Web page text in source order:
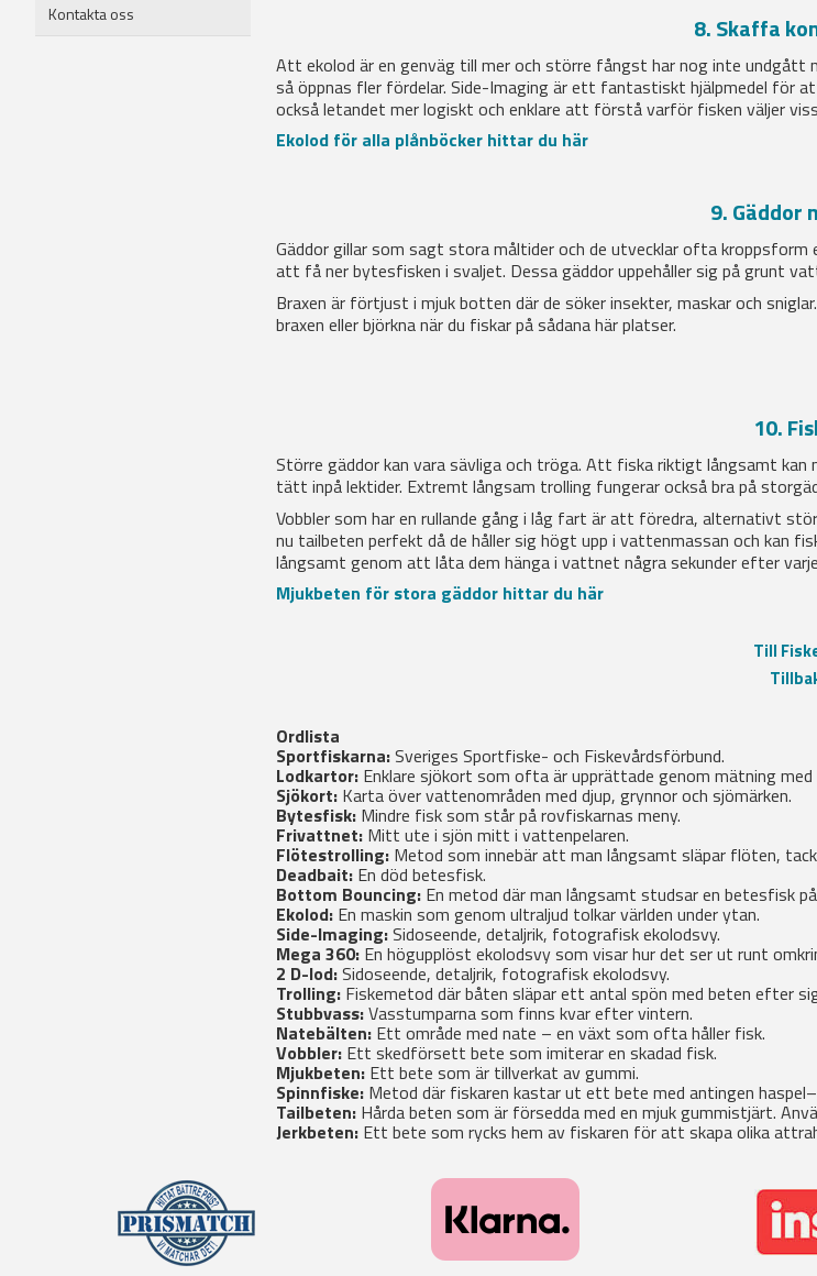
Kontakta oss
8. Skaffa
Att ekolod är en genväg till mer och större fångst har nog inte undgått
så öppnas fler fördelar. Side-Imaging är ett fantastiskt hjälpmedel för
också letandet mer logiskt och enklare att förstå varför fisken väljer
Ekolod för alla plånböcker hittar du här
9. Gäddor
Gäddor gillar som sagt stora måltider och de utvecklar ofta
att få ner bytesfisken i svaljet. Dessa gäddor uppehåller sig på grunt
Braxen är förtjust i mjuk botten där de söker insekter, maskar och
braxen eller björkna när du fiskar på sådana här platser.
10.
Större gäddor kan vara sävliga och tröga. Att fiska riktigt långsamt
tätt inpå lektider. Extremt långsam trolling fungerar också bra på
Vobbler som har en rullande gång i låg fart är att föredra, alternativt
nu tailbeten perfekt då de håller sig högt upp i vattenmassan och kan
långsamt genom att låta dem hänga i vattnet några sekunder efter
Mjukbeten för stora gäddor hittar du här
Till
Ordlista
Sportfiskarna:Sveriges Sportfiske- och Fiskevårdsförbund.
Lodkartor: Enklare sjökort som ofta är upprättade genom mätning med
Sjökort: Karta över vattenområden med djup, grynnor och sjömärken.
Bytesfisk: Mindre fisk som står på rovfiskarnas meny.
Frivattnet: Mitt ute i sjön mitt i vattenpelaren.
Flötestrolling: Metod som innebär att man långsamt släpar flöten,
Deadbait: En död betesfisk.
Bottom Bouncing: En metod där man långsamt studsar en betesfisk
Ekolod: En maskin som genom ultraljud tolkar världen under ytan.
Side-Imaging:Sidoseende, detaljrik, fotografisk ekolodsvy.
Mega 360: En högupplöst ekolodsvy som visar hur det ser ut runt
2 D-lod:Sidoseende, detaljrik, fotografisk ekolodsvy.
Trolling: Fiskemetod där båten släpar ett antal spön med beten efter
Stubbvass:Vasstumparna som finns kvar efter vintern.
Natebälten: Ett område med nate – en växt som ofta håller fisk.
Vobbler: Ett skedförsett bete som imiterar en skadad fisk.
Mjukbeten: Ett bete som är tillverkat av gummi.
Spinnfiske: Metod där fiskaren kastar ut ett bete med antingen
Tailbeten: Hårda beten som är försedda med en mjuk gummistjärt.
Jerkbeten: Ett bete som rycks hem av fiskaren för att skapa olika